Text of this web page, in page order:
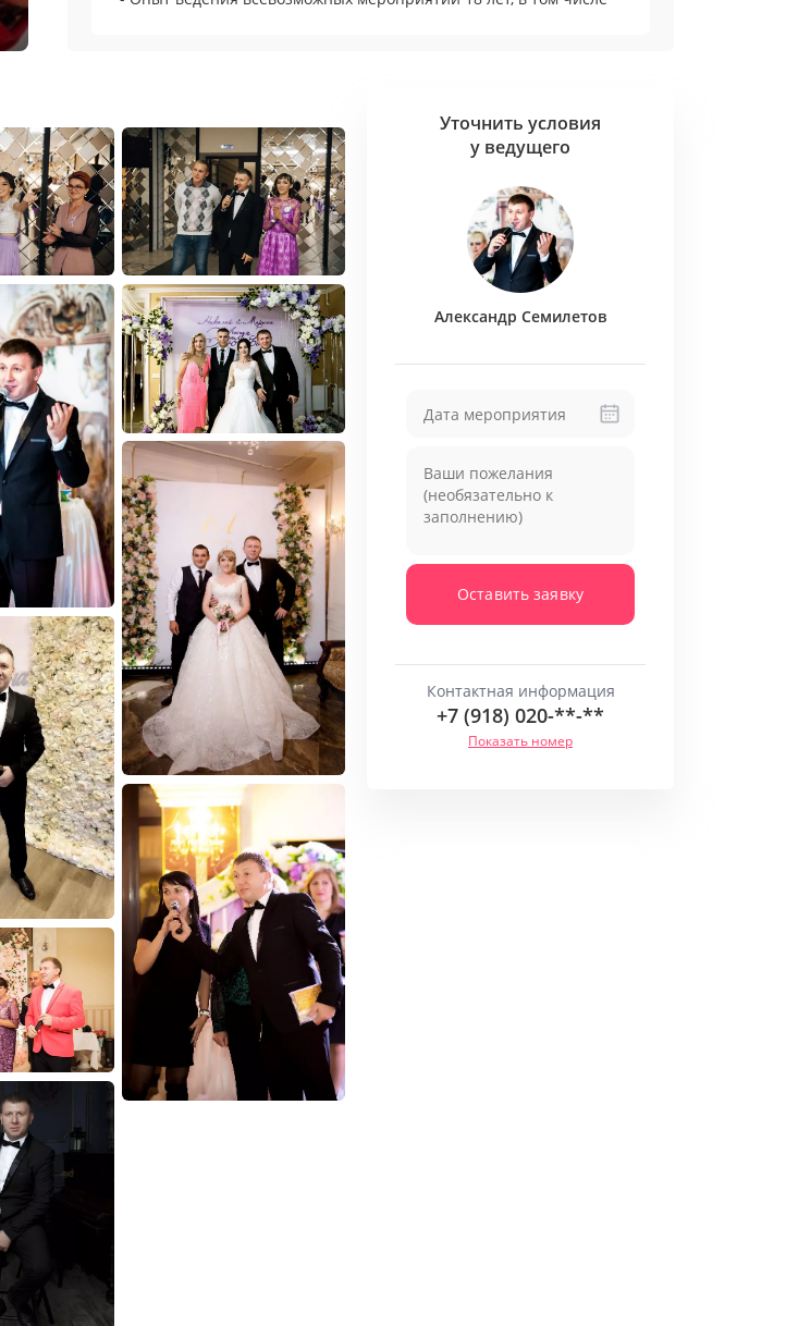
чувствуют себя и взрослые и молодые гости мероприятий.
- Максимальное количество гостей на празднике 18 000 человек
- Проведено более 1500 мероприятий, национальные свадьбы в
том числе.
Возможно во мне не так много амбиций, но за каждое мероприятие
я переживаю как за свое.
Каждый праздник для меня уникален, а все свое свободное время,
я посвящаю тому, что бы ваше торжество стало по настоящему
грандиозным и незабываемым!
Уточнить условия
у ведущего
Александр Семилетов
Оставить заявку
Контактная информация
+7 (918) 020-**-**
Показать номер